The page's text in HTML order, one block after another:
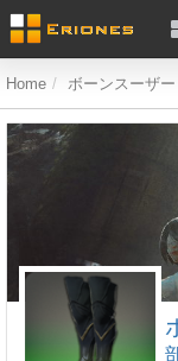
Home ボーンスーザ